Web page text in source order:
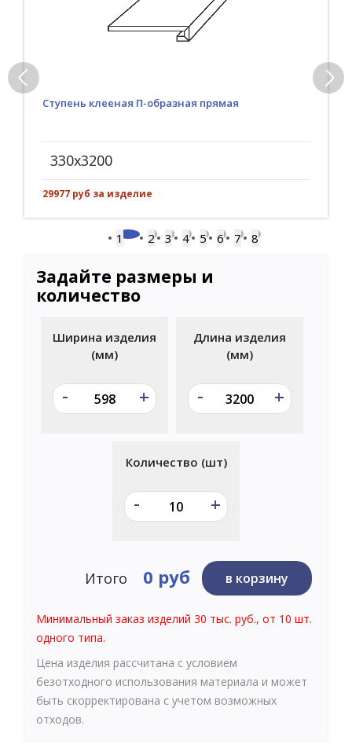
Ступень клееная П-образная прямая
330x3200
29977 руб за изделие
1 2 3 4 5 6 7 8
Задайте размеры и
количество
Ширина изделия
(мм)
- +
Длина изделия
(мм)
- +
Количество (шт)
- +
Итого 0 руб в корзину
Минимальный заказ изделий 30 тыс. руб., от 10 шт.
одного типа.
Цена изделия рассчитана с условием
безотходного использования материала и может
быть скорректирована с учетом возможных
отходов.